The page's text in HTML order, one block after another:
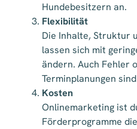
Hundebesitzern an.
Flexibilität
Die Inhalte, Struktur
lassen sich mit
ändern. Auch Fehler
Terminplanungen
Kosten
Onlinemarketing ist
Förderprogramme